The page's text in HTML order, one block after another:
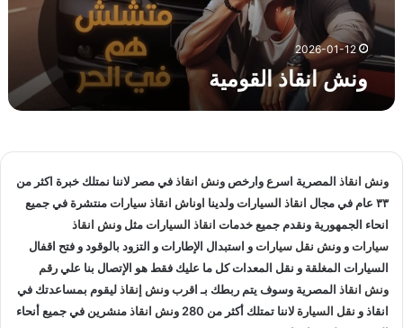
ق
و
م
ي
2026-01-12
ونش انقاذ القومية
ونش انقاذ المصرية اسرع وارخص ونش انقاذفي مصر لاننا نمتلك خبرة اكثر من
٣٣ عام في مجال
انقاذ السياراتولدينا اوناش انقاذ سياراتمنتشرة في جميع
انحاء الجمهورية ونقدم جميع خدمات انقاذ السياراتمثل ونش انقاذ
سياراتو ونش نقل سياراتو استبدال الإطارات و التزود بالوقود و فتح اقفال
السيارات المغلقة و نقل المعدات كل ما عليك فقط هو الإتصال بنا عليرقم
ونش انقاذ المصرية وسوف يتم ربطك بـ اقرب ونش إنقاذليقوم بمساعدتك في
انقاذ و نقل السيارة لاننا تمتلك أكثر من 280 ونش انقاذمنشرين في جميع أنحاء